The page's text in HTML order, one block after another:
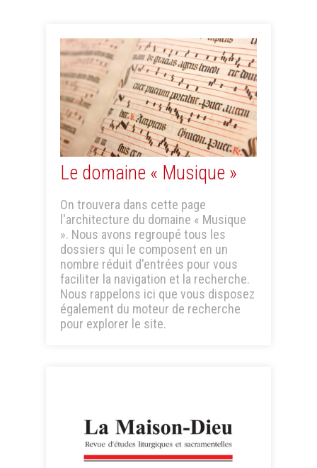
Le domaine « Musique »
On trouvera dans cette page
l'architecture du domaine « Musique
». Nous avons regroupé tous les
dossiers qui le composent en un
nombre réduit d'entrées pour vous
faciliter la navigation et la recherche.
Nous rappelons ici que vous disposez
également du moteur de recherche
pour explorer le site.